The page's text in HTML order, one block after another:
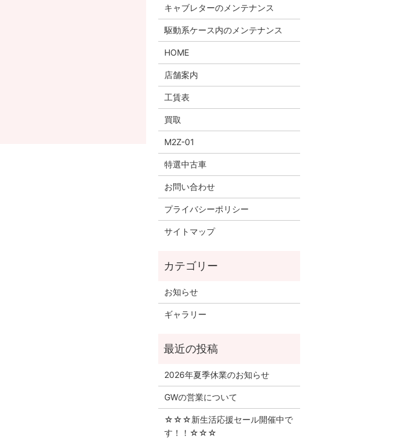
キャブレターのメンテナンス
駆動系ケース内のメンテナンス
HOME
店舗案内
工賃表
買取
M2Z-01
特選中古車
お問い合わせ
プライバシーポリシー
サイトマップ
お知らせ
ギャラリー
2026年夏季休業のお知らせ
GWの営業について
☆☆☆新生活応援セール開催中で
す！！☆☆☆